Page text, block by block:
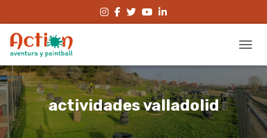
actividades valladolid